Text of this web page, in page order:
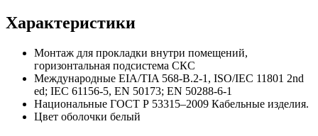
Характеристики
Монтаж для прокладки внутри помещений,
горизонтальная подсистема СКС
Международные EIA/TIA 568-B.2-1, ISO/IEC 11801 2nd
ed; IEC 61156-5, EN 50173; EN 50288-6-1
Национальные ГОСТ Р 53315–2009 Кабельные изделия.
Цвет оболочки белый